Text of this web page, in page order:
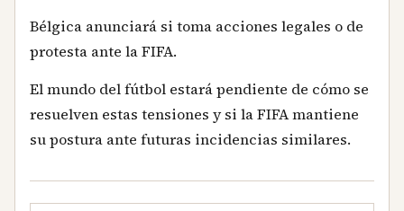
Bélgica anunciará si toma acciones legales o de
protesta ante la FIFA.
El mundo del fútbol estará pendiente de cómo se
resuelven estas tensiones y si la FIFA mantiene
su postura ante futuras incidencias similares.